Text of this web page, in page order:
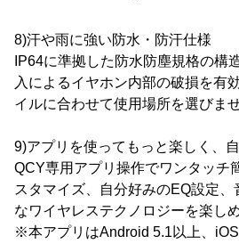
8)汗や雨に強い防水・防汗仕様
IP64に準拠した防水防塵規格の構
入によるイヤホン内部の破損を有
イルに合わせて使用場所を選びませ
9)アプリを使ってもっと楽しく、自
QCY専用アプリ操作でワンタッチ
スタマイズ、自分好みのEQ設定、
なワイヤレステクノロジーを楽しめ
※本アプリはAndroid 5.1以上、